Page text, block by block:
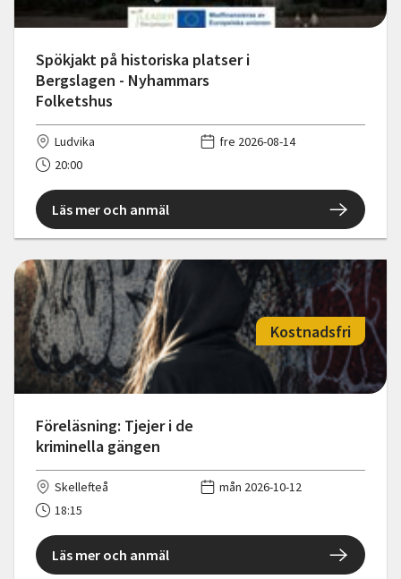
Spökjakt på historiska platser i
Bergslagen - Nyhammars
Folketshus
Ludvika
fre 2026-08-14
20:00
Läs mer och anmäl
Föreläsning: Tjejer i de
kriminella gängen
Kostnadsfri
Skellefteå
mån 2026-10-12
18:15
Läs mer och anmäl